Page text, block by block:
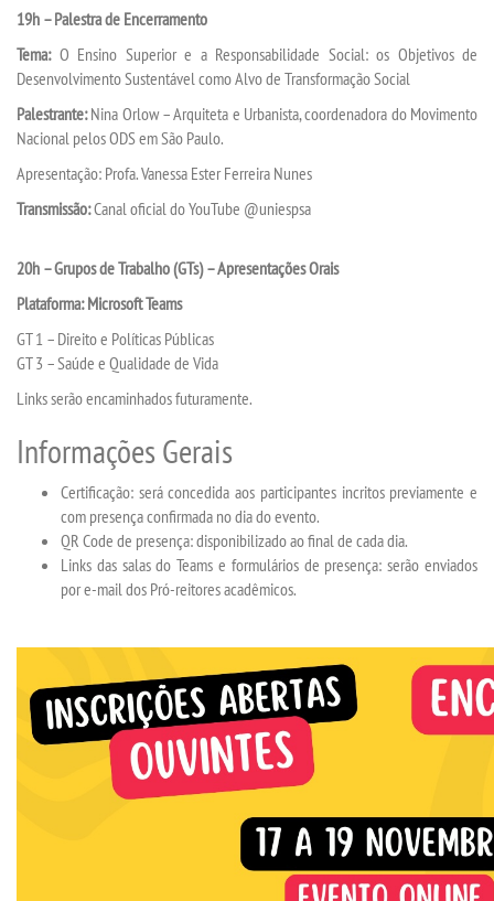
PORTAL DE ALUNOS
PORTAL DE PROFESSORES/ACADÊMICO
UNIESP
IMPRENSA
TRABALHE CONOSCO
19h – Palestra de Encerramento
Tema:O Ensino Superior e a Responsabilidade Social: os Objetivos de
Desenvolvimento Sustentável como Alvo de Transformação Social
Palestrante:Nina Orlow – Arquiteta e Urbanista, coordenadora do Movimento
Nacional pelos ODS em São Paulo.
Apresentação: Profa. Vanessa Ester Ferreira Nunes
Transmissão:Canal oficial do YouTube @uniespsa
20h – Grupos de Trabalho (GTs) – Apresentações Orais
Plataforma: Microsoft Teams
GT 1 – Direito e Políticas Públicas
GT 3 – Saúde e Qualidade de Vida
Links serão encaminhados futuramente.
Informações Gerais
Certificação: será concedida aos participantes incritos previamente e
com presença confirmada no dia do evento.
QR Code de presença: disponibilizado ao final de cada dia.
Links das salas do Teams e formulários de presença: serão enviados
por e-mail dos Pró-reitores acadêmicos.